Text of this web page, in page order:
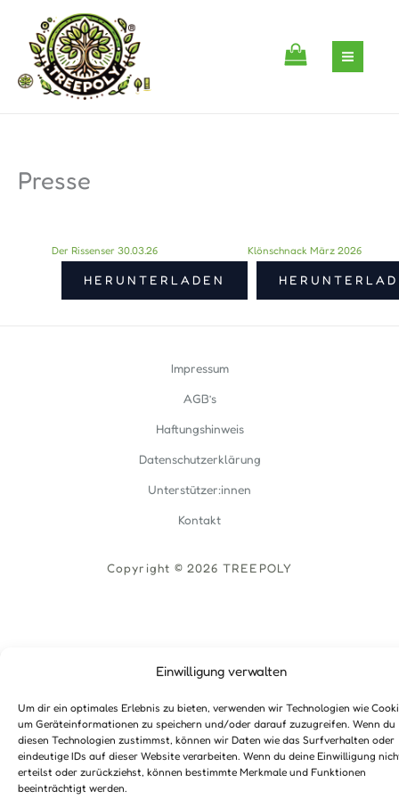
Einwilligung verwalten
Um dir ein optimales Erlebnis zu bieten, verwenden wir Technologien wie
um Geräteinformationen zu speichern und/oder darauf zuzugreifen. Wenn du
diesen Technologien zustimmst, können wir Daten wie das Surfverhalten oder
eindeutige IDs auf dieser Website verarbeiten. Wenn du deine Einwilligung
erteilst oder zurückziehst, können bestimmte Merkmale und Funktionen
beeinträchtigt werden.
springen
Presse
Der Rissenser 30.03.26
HERUNTERLADEN
Klönschnack März 2026
Impressum
AGB’s
Haftungshinweis
Datenschutzerklärung
Unterstützer:innen
Kontakt
Copyright © 2026 TREEPOLY